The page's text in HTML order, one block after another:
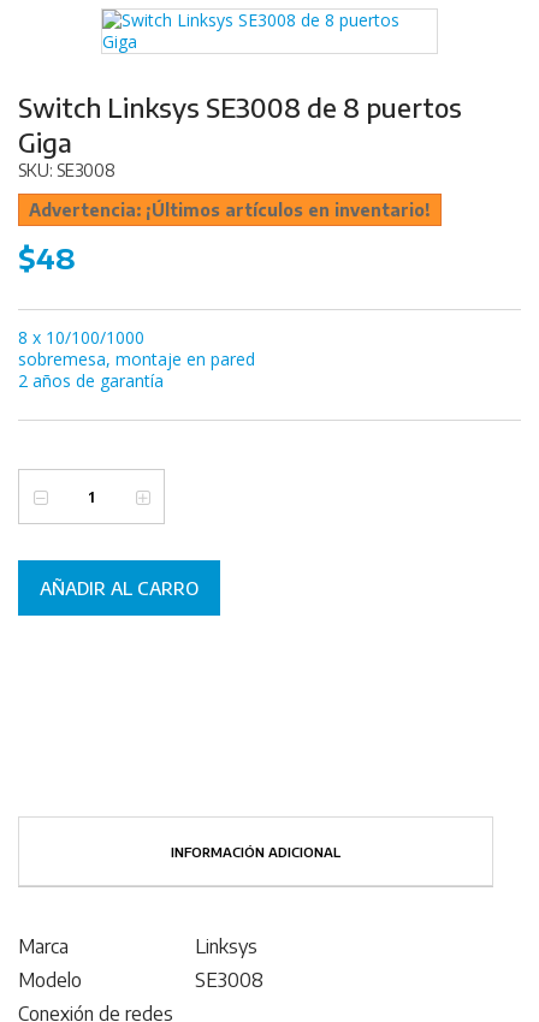
Switch Linksys SE3008 de 8 puertos
Giga
SKU: SE3008
Advertencia: ¡Últimos artículos en inventario!
$48
8 x 10/100/1000
sobremesa, montaje en pared
2 años de garantía
AÑADIR AL CARRO
INFORMACIÓN ADICIONAL
Marca
Linksys
Modelo
SE3008
Conexión de redes